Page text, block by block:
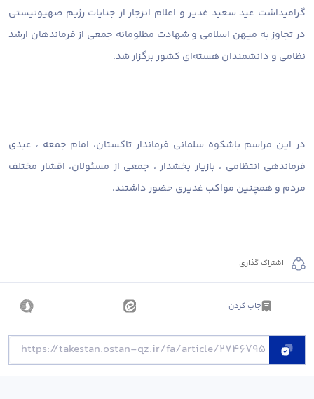
گرامیداشت عید سعید غدیر و اعلام انزجار از جنایات رژیم صهیونیستی
در تجاوز به میهن اسلامی و شهادت مظلومانه جمعی از فرماندهان ارشد
نظامی و دانشمندان هسته‌ای کشور برگزار شد.
در این مراسم باشکوه سلمانی فرماندار تاکستان، امام جمعه ، عبدی
فرماندهی انتظامی ، بازیار بخشدار ، جمعی از مسئولان، اقشار مختلف
مردم و همچنین مواکب غدیری حضور داشتند.
اشتراک گذاری
چاپ کردن